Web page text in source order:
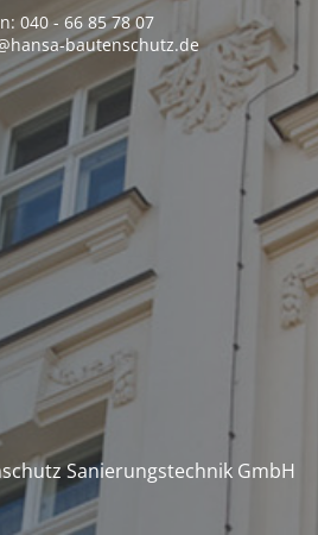
040 - 66 85 78 07
bautenschutz.de
Sanierungstechnik GmbH